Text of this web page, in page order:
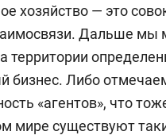
хозяйство — это
Дальше мы
территории
бизнес. Либо
«агентов», что
мире существуют